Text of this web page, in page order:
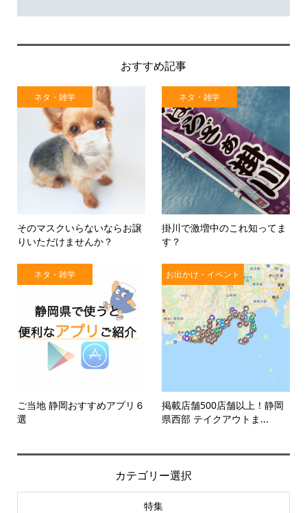
おすすめ記事
ネタ・雑学
そのマスクいらないならお譲
りいただけませんか？
ネタ・雑学
掛川で激増中のこれ知ってま
す？
ネタ・雑学
ご当地 静岡おすすめアプリ６
選
お出かけ・イベント
掲載店舗500店舗以上！静岡
県西部 テイクアウトま...
カテゴリー選択
特集